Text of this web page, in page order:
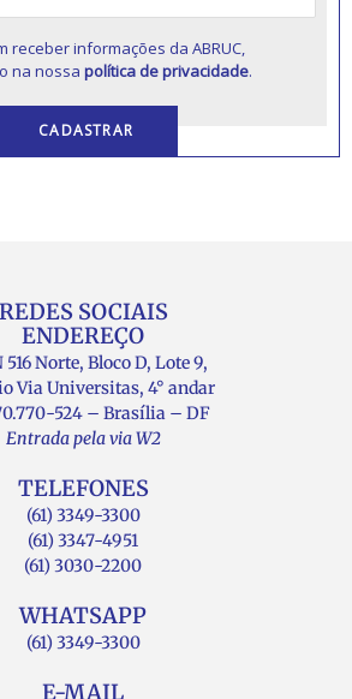
receber informações da ABRUC,
na nossapolítica de privacidade.
REDES SOCIAIS
ENDEREÇO
516 Norte, Bloco D, Lote 9,
Via Universitas, 4° andar
524 – Brasília – DF
Entrada pela via W2
TELEFONES
(61) 3349-3300
(61) 3347-4951
(61) 3030-2200
WHATSAPP
(61) 3349-3300
E-MAIL